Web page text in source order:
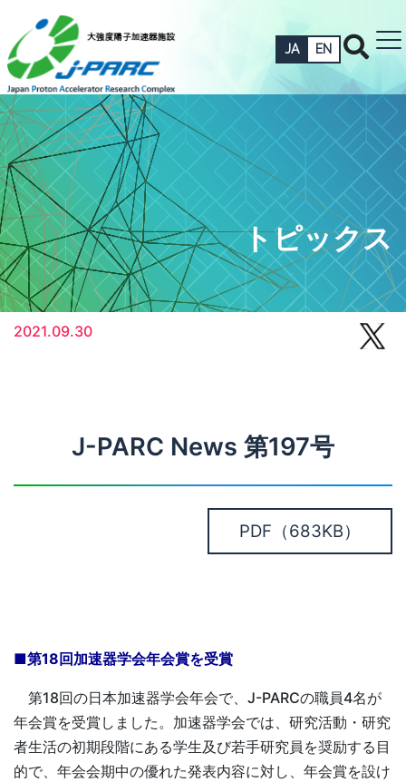
JA EN
トピックス
2021.09.30
J-PARC News 第197号
PDF （683KB）
■第18回加速器学会年会賞を受賞
第18回の日本加速器学会年会で、J-PARCの職員4名が
年会賞を受賞しました。加速器学会では、研究活動・研究
者生活の初期段階にある学生及び若手研究員を奨励する目
的で、年会会期中の優れた発表内容に対し、年会賞を設け